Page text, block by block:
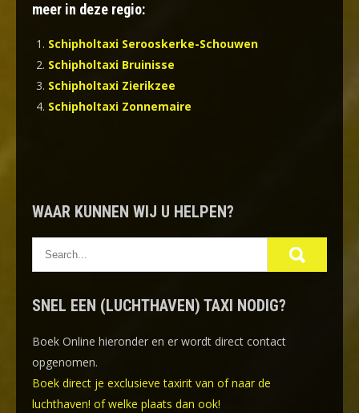
meer in deze regio:
Schipholtaxi Serooskerke-Schouwen
Schipholtaxi Bruinisse
Schipholtaxi Zierikzee
Schipholtaxi Zonnemaire
WAAR KUNNEN WIJ U HELPEN?
SNEL EEN (LUCHTHAVEN) TAXI NODIG?
Boek Online hieronder en er wordt direct contact
opgenomen.
Boek direct je exclusieve taxirit van of naar de
luchthaven! of welke plaats dan ook!